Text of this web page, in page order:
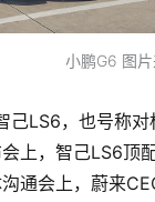
小鹏G6 图
己LS6，也号称
上，智己LS6顶
通会上，蔚来